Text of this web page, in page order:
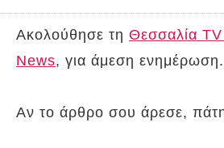
Ακολούθησε τη Θεσσαλία
News, για άμεση ενημέρωση.
Αν το άρθρο σου άρεσε,